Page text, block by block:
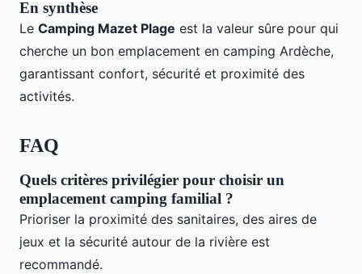
En synthèse
Le Camping Mazet Plage est la valeur sûre pour qui
cherche un bon emplacement en camping Ardèche,
garantissant confort, sécurité et proximité des
activités.
FAQ
Quels critères privilégier pour choisir un
emplacement camping familial ?
Prioriser la proximité des sanitaires, des aires de
jeux et la sécurité autour de la rivière est
recommandé.